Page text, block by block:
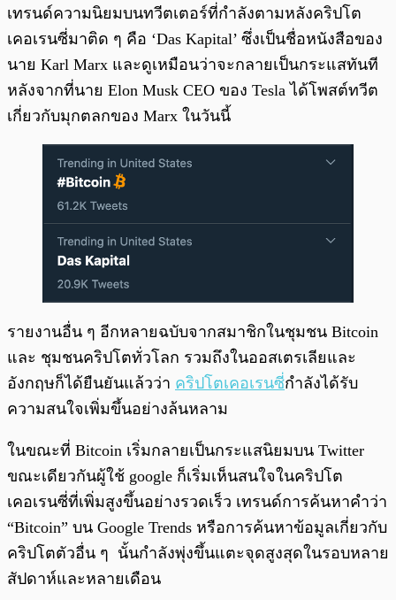
เทรนด์ความนิยมบนทวีตเตอร์ที่กำลังตามหลังคริปโต
เคอเรนซี่มาติด ๆ คือ ‘Das Kapital’ ซึ่งเป็นชื่อหนังสือของ
นาย Karl Marx และดูเหมือนว่าจะกลายเป็นกระแสทันที
หลังจากที่นาย Elon Musk CEO ของ Tesla ได้โพสต์ทวีต
เกี่ยวกับมุกตลกของ Marx ในวันนี้
รายงานอื่น ๆ อีกหลายฉบับจากสมาชิกในชุมชน Bitcoin
และ ชุมชนคริปโตทั่วโลก รวมถึงในออสเตรเลียและ
อังกฤษก็ได้ยืนยันแล้วว่า คริปโตเคอเรนซี่กำลังได้รับ
ความสนใจเพิ่มขึ้นอย่างล้นหลาม
ในขณะที่ Bitcoin เริ่มกลายเป็นกระแสนิยมบน Twitter
ขณะเดียวกันผู้ใช้ google ก็เริ่มเห็นสนใจในคริปโต
เคอเรนซี่ที่เพิ่มสูงขึ้นอย่างรวดเร็ว เทรนด์การค้นหาคำว่า
“Bitcoin” บน Google Trends หรือการค้นหาข้อมูลเกี่ยวกับ
คริปโตตัวอื่น ๆ นั้นกำลังพุ่งขึ้นแตะจุดสูงสุดในรอบหลาย
สัปดาห์และหลายเดือน